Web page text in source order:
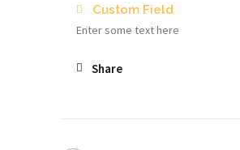
Custom Field
Enter some text here
Share